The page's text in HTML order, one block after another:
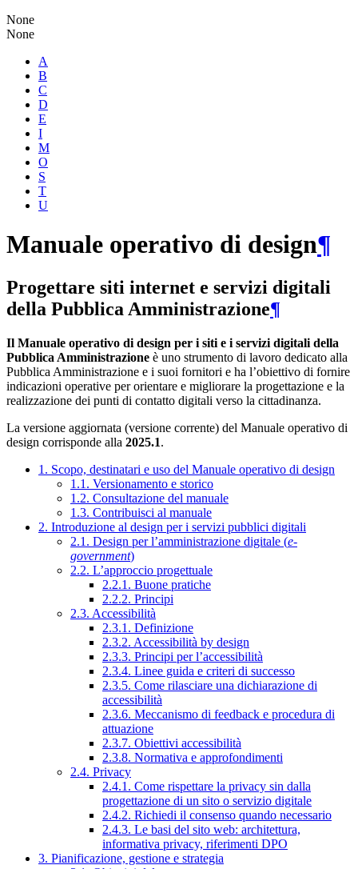
None
None
A
B
C
D
E
I
M
O
S
T
U
Manuale operativo di design¶
Progettare siti internet e servizi digitali
della Pubblica Amministrazione¶
Il Manuale operativo di design per i siti e i servizi digitali della
Pubblica Amministrazione è uno strumento di lavoro dedicato alla
Pubblica Amministrazione e i suoi fornitori e ha l’obiettivo di fornire
indicazioni operative per orientare e migliorare la progettazione e la
realizzazione dei punti di contatto digitali verso la cittadinanza.
La versione aggiornata (versione corrente) del Manuale operativo di
design corrisponde alla 2025.1.
1. Scopo, destinatari e uso del Manuale operativo di design
1.1. Versionamento e storico
1.2. Consultazione del manuale
1.3. Contribuisci al manuale
2. Introduzione al design per i servizi pubblici digitali
2.1. Design per l’amministrazione digitale (e-
government)
2.2. L’approccio progettuale
2.2.1. Buone pratiche
2.2.2. Principi
2.3. Accessibilità
2.3.1. Definizione
2.3.2. Accessibilità by design
2.3.3. Principi per l’accessibilità
2.3.4. Linee guida e criteri di successo
2.3.5. Come rilasciare una dichiarazione di
accessibilità
2.3.6. Meccanismo di feedback e procedura di
attuazione
2.3.7. Obiettivi accessibilità
2.3.8. Normativa e approfondimenti
2.4. Privacy
2.4.1. Come rispettare la privacy sin dalla
progettazione di un sito o servizio digitale
2.4.2. Richiedi il consenso quando necessario
2.4.3. Le basi del sito web: architettura,
informativa privacy, riferimenti DPO
3. Pianificazione, gestione e strategia